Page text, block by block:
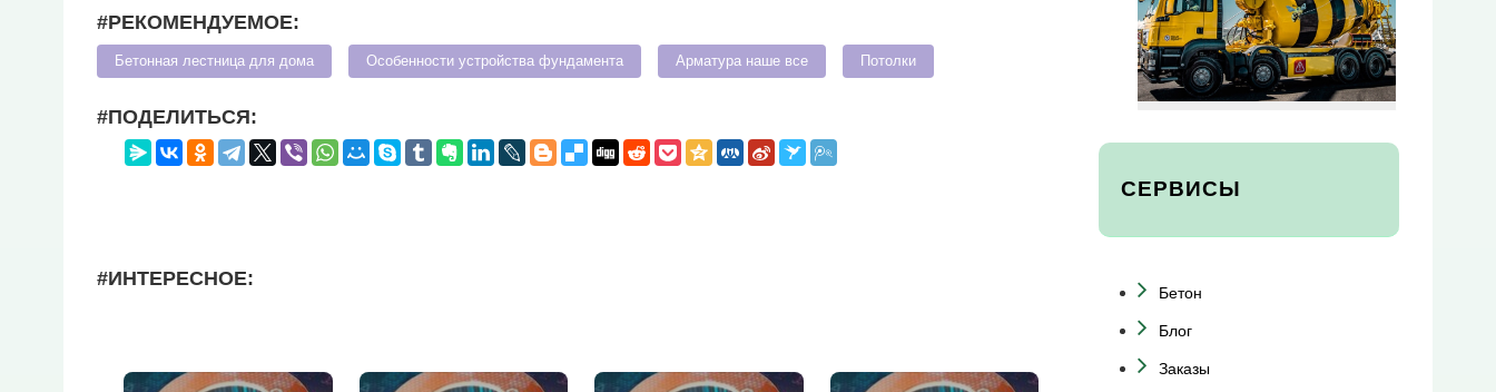
#РЕКОМЕНДУЕМОЕ:
Бетонная лестница для дома Особенности устройства фундамента Арматура наше все Потолки
#ПОДЕЛИТЬСЯ:
#ИНТЕРЕСНОЕ:
СЕРВИСЫ
Бетон
Блог
Заказы